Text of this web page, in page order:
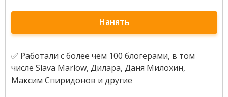
Нанять
✅ Работали с более чем 100 блогерами, в том
числе Slava Marlow, Дилара, Даня Милохин,
Максим Спиридонов и другие